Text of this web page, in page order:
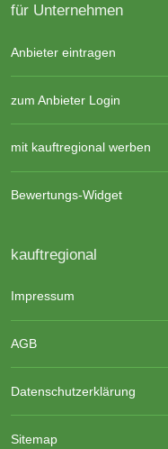
für Unternehmen
Anbieter eintragen
zum Anbieter Login
mit kauftregional werben
Bewertungs-Widget
kauftregional
Impressum
AGB
Datenschutzerklärung
Sitemap